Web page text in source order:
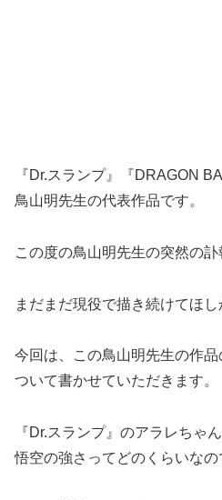
『Dr.スランプ』『DRAGON
鳥山明先生の代表作品です。
この度の鳥山明先生の突然の訃
まだまだ現役で描き続けてほし
今回は、この鳥山明先生の作
ついて書かせていただきます。
『Dr.スランプ』のアラレちゃ
悟空の強さってどのくらいなの